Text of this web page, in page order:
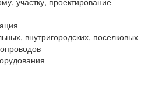
внутригородских, поселковых